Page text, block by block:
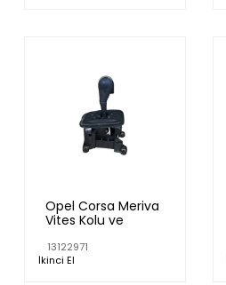
Opel Corsa Meriva
Vites Kolu ve
13122971
13122971
İkinci El